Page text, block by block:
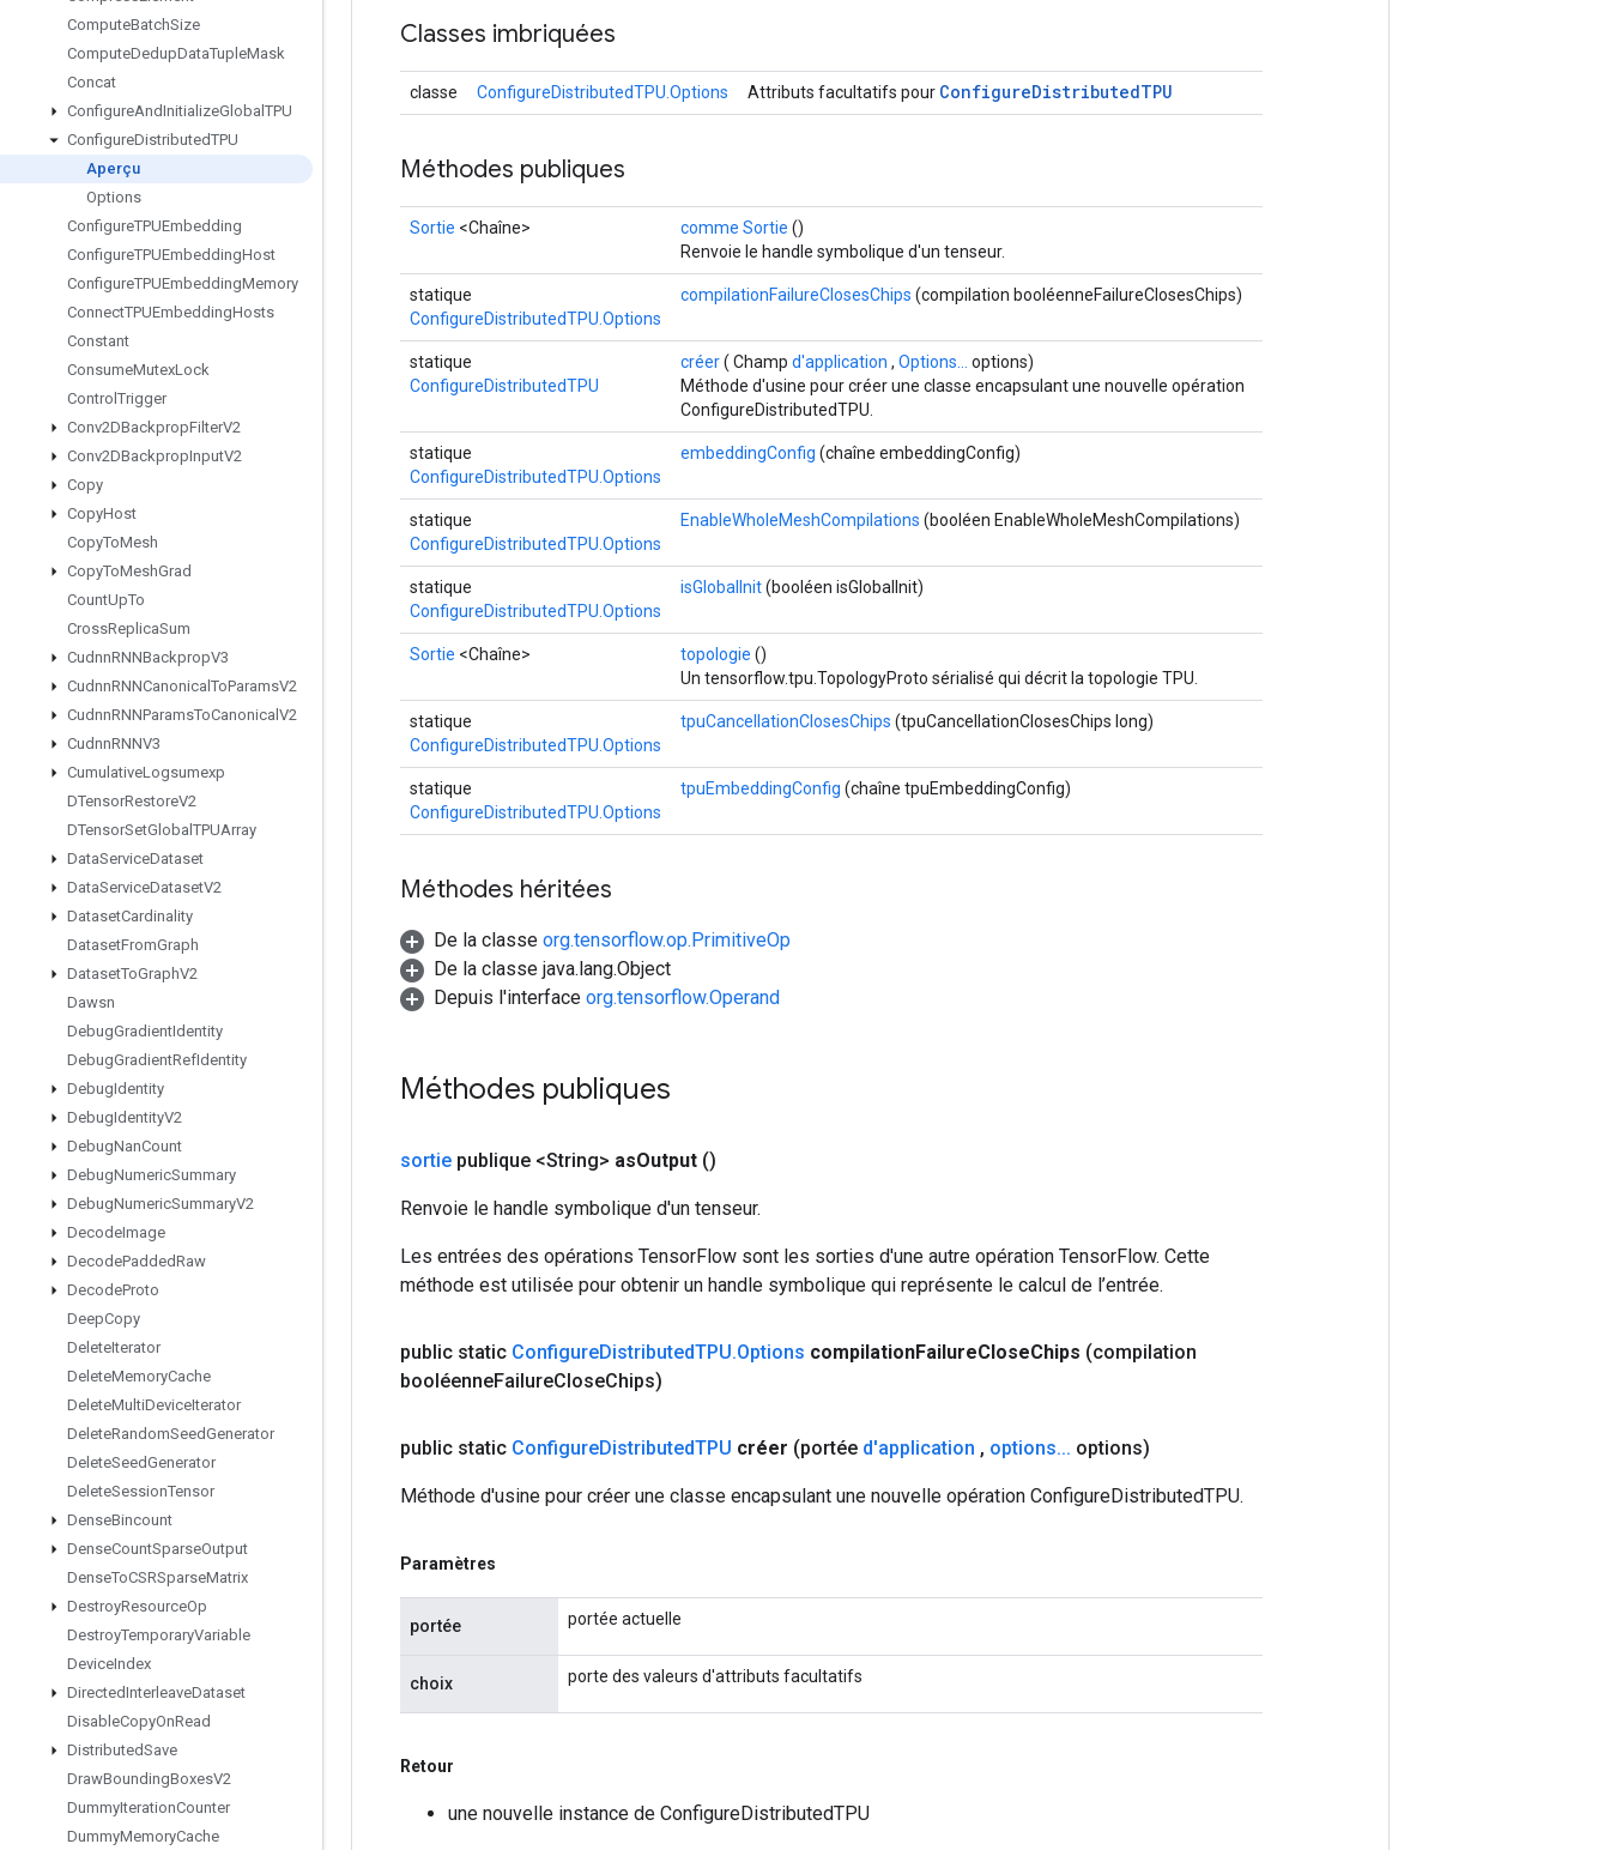
ComputeBatchSize
ComputeDedupDataTupleMask
Concat
ConfigureAndInitializeGlobal TPU
ConfigureDistributedTPU
Aperçu
Options
ConfigureTPUEmbedding
ConfigureTPUEmbeddingHost
ConfigureTPUEmbeddingMemory
ConnectTPUEmbeddingHosts
Constant
ConsumeMutexLock
Control Trigger
Conv2DBackpropFilterV2
Conv2DBackpropInputV2
Copy
CopyHost
CopyToMesh
CopyToMeshGrad
CountUpTo
CrossReplicaSum
CudnnRNNBackpropV3
CudnnRNNCanonical ToParamsV2
CudnnRNNParamsToCanonical V2
CudnnRNNV3
CumulativeLogsumexp
DTensorRestoreV2
DTensorSetGlobal TPUArray
DataServiceDataset
DataServiceDatasetV2
DatasetCardinality
DatasetFromGraph
DatasetToGraphV2
Dawsn
DebugGradientIdentity
DebugGradientRefIdentity
DebugIdentity
DebugIdentityV2
DebugNanCount
DebugNumericSummary
DebugNumericSummaryV2
DecodeImage
DecodePaddedRaw
DecodeProto
DeepCopy
DeleteIterator
DeleteMemoryCache
DeleteMultiDeviceIterator
DeleteRandomSeedGenerator
DeleteSeedGenerator
DeleteSessionTensor
DenseBincount
DenseCountSparseOutput
DenseToCSRSparseMatrix
DestroyResourceOp
DestroyTemporaryVariable
DeviceIndex
DirectedInterleaveDataset
DisableCopyOnRead
DistributedSave
DrawBoundingBoxesV2
DummyIterationCounter
DummyMemoryCache
Classes imbriquées
classe ConfigureDistributedTPU.Options Attributs facultatifs pour ConfigureDistributedTPU
Méthodes publiques
Sortie <Chaîne> comme Sortie ()
Renvoie le handle symbolique d'un tenseur.
statique
ConfigureDistributedTPU.Options
compilationFailureClosesChips (compilation booléenneFailureClosesChips)
statique
ConfigureDistributedTPU
créer( Champ d'application , Options...
options)
Méthode d'usine pour créer une classe encapsulant une nouvelle opération
ConfigureDistributedTPU.
statique
ConfigureDistributedTPU.Options
embeddingConfig (chaîne embeddingConfig)
statique
ConfigureDistributedTPU.Options
EnableWholeMeshCompilations (booléen EnableWholeMeshCompilations)
statique
ConfigureDistributedTPU.Options
isGlobalInit(booléen isGlobalInit)
Sortie <Chaîne> topologie ()
Un tensorflow.tpu.TopologyProto sérialisé qui décrit la topologie TPU.
statique
ConfigureDistributedTPU.Options
tpuCancellationClosesChips (tpuCancellationClosesChips long)
statique
ConfigureDistributedTPU.Options
tpuEmbeddingConfig (chaîne tpuEmbeddingConfig)
Méthodes héritées
De la classe org.tensorflow.op.PrimitiveOp
De la classe java.lang.Object
Depuis l'interface org.tensorflow.Operand
Méthodes publiques
sortie publique <String> asOutput ()
Renvoie le handle symbolique d'un tenseur.
Les entrées des opérations TensorFlow sont les sorties d'une autre opération TensorFlow. Cette
méthode est utilisée pour obtenir un handle symbolique qui représente le calcul de l’entrée.
public static ConfigureDistributedTPU.Options compilationFailureCloseChips (compilation
booléenneFailureCloseChips)
public static ConfigureDistributedTPU créer (portée d'application , options... options)
Méthode d'usine pour créer une classe encapsulant une nouvelle opération ConfigureDistributedTPU.
Paramètres
portée portée actuelle
choix porte des valeurs d'attributs facultatifs
Retour
une nouvelle instance de ConfigureDistributedTPU